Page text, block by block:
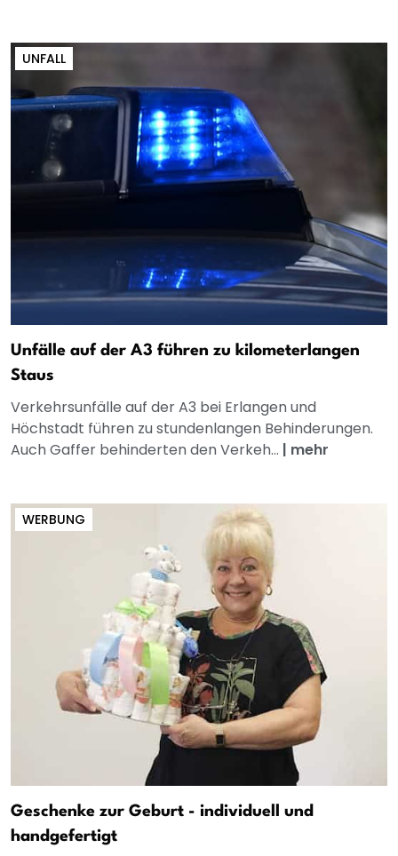
UNFALL
Unfälle auf der A3 führen zu kilometerlangen
Staus
Verkehrsunfälle auf der A3 bei Erlangen und
Höchstadt führen zu stundenlangen Behinderungen.
Auch Gaffer behinderten den Verkeh... | mehr
WERBUNG
Geschenke zur Geburt - individuell und
handgefertigt